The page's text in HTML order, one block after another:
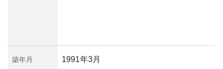
築年月 1991年3月